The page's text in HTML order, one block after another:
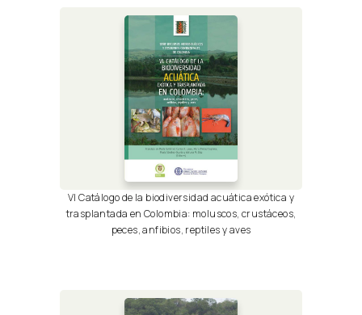
VI Catálogo de la biodiversidad acuática exótica y
trasplantada en Colombia: moluscos, crustáceos,
peces, anfibios, reptiles y aves